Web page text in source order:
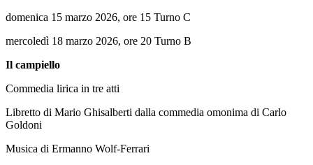
domenica 15 marzo 2026, ore 15 Turno C
mercoledì 18 marzo 2026, ore 20 Turno B
Il campiello
Commedia lirica in tre atti
Libretto di Mario Ghisalberti dalla commedia omonima di Carlo
Goldoni
Musica di Ermanno Wolf-Ferrari